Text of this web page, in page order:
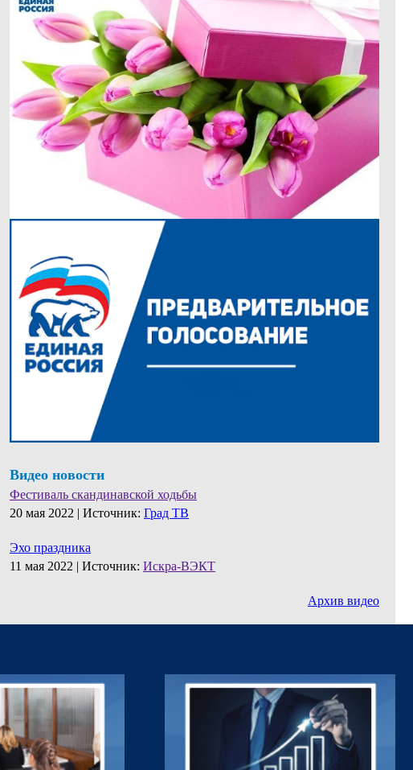
Видео новости
Фестиваль скандинавской ходьбы
20 мая 2022 | Источник: Град ТВ
Эхо праздника
11 мая 2022 | Источник: Искра-ВЭКТ
Архив видео